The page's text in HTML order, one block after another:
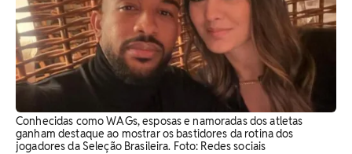
Conhecidas como WAGs, esposas e namoradas dos atletas
ganham destaque ao mostrar os bastidores da rotina dos
jogadores da Seleção Brasileira. Foto: Redes sociais